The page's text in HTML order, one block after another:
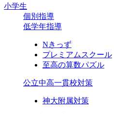
小学生
個別指導
低学年指導
Nきっず
プレミアムスクール
至高の算数パズル
公立中高一貫校対策
神大附属対策